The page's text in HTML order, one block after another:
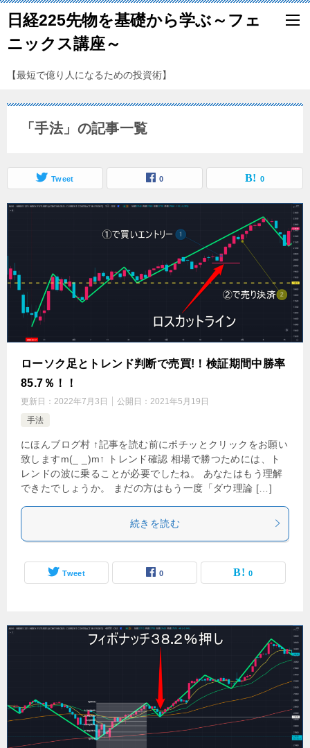
日経225先物を基礎から学ぶ～フェ
ニックス講座～
【最短で億り人になるための投資術】
「手法」の記事一覧
Tweet 0 0
ローソク足とトレンド判断で売買!！検証期間中勝率
85.7％！！
更新日： 2022年7月3日 公開日： 2021年5月19日
手法
にほんブログ村 ↑記事を読む前にポチッとクリックをお願い
致しますm(_ _)m↑ トレンド確認 相場で勝つためには、ト
レンドの波に乗ることが必要でしたね。 あなたはもう理解
できたでしょうか。 まだの方はもう一度「ダウ理論 […]
続きを読む
Tweet 0 0